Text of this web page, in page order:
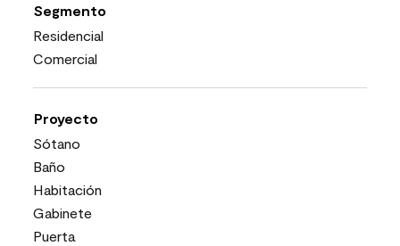
Segmento
Residencial
Comercial
Proyecto
Sótano
Baño
Habitación
Gabinete
Puerta